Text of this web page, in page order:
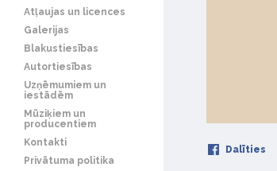
Atļaujas un licences
Galerijas
Blakustiesības
Autortiesības
Uzņēmumiem un
iestādēm
Mūziķiem un
producentiem
Kontakti
Privātuma politika
Dalīties